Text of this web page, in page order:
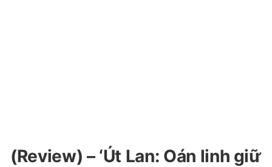
(Review) – ‘Út Lan: Oán linh giữ